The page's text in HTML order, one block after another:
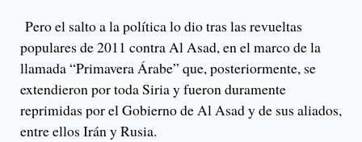
Pero el salto a la política lo dio tras las revueltas
populares de 2011 contra Al Asad, en el marco de la
llamada “Primavera Árabe” que, posteriormente, se
extendieron por toda Siria y fueron duramente
reprimidas por el Gobierno de Al Asad y de sus aliados,
entre ellos Irán y Rusia.